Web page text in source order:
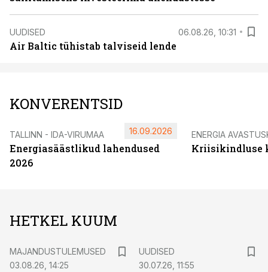
UUDISED 06.08.26, 10:31
Air Baltic tühistab talviseid lende
KONVERENTSID
TALLINN - IDA-VIRUMAA
Energiasäästlikud lahendused
2026
16.09.2026 ENERGIA
Kriisikindluse
HETKEL KUUM
MAJANDUSTULEMUSED
03.08.26, 14:25
UUDISED
30.07.26, 11:55